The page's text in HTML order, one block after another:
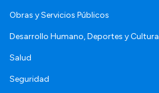
Obras y Servicios Públicos
Desarrollo Humano, Deportes y Cultura
Salud
Seguridad